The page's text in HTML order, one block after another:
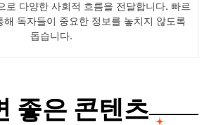
로 다양한 사회적 흐름을 전달합니다. 빠르
해 독자들이 중요한 정보를 놓치지 않도록
돕습니다.
좋은 콘텐츠